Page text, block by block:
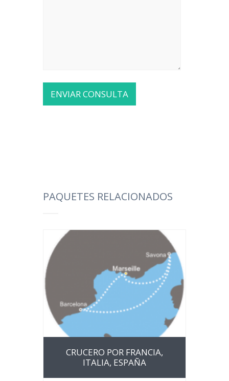
PAQUETES RELACIONADOS
CRUCERO POR FRANCIA,
ITALIA, ESPAÑA